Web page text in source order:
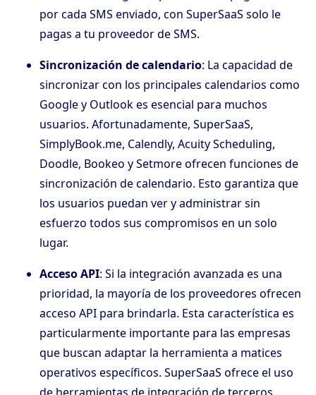
por cada SMS enviado, con SuperSaaS solo le
pagas a tu proveedor de SMS.
Sincronización de calendario: La capacidad de
sincronizar con los principales calendarios como
Google y Outlook es esencial para muchos
usuarios. Afortunadamente, SuperSaaS,
SimplyBook.me, Calendly, Acuity Scheduling,
Doodle, Bookeo y Setmore ofrecen funciones de
sincronización de calendario. Esto garantiza que
los usuarios puedan ver y administrar sin
esfuerzo todos sus compromisos en un solo
lugar.
Acceso API: Si la integración avanzada es una
prioridad, la mayoría de los proveedores ofrecen
acceso API para brindarla. Esta característica es
particularmente importante para las empresas
que buscan adaptar la herramienta a matices
operativos específicos. SuperSaaS ofrece el uso